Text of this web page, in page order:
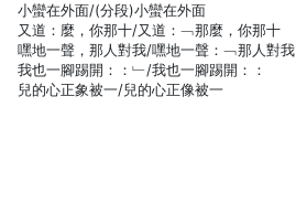
小蠻在外面/(分段)小蠻在外面
又道：麼，你那十/又道：﹁那麼，你那十
嘿地一聲，那人對我/嘿地一聲：﹁那人對我
我也一腳踢開：：﹂/我也一腳踢開：：
兒的心正象被一/兒的心正像被一